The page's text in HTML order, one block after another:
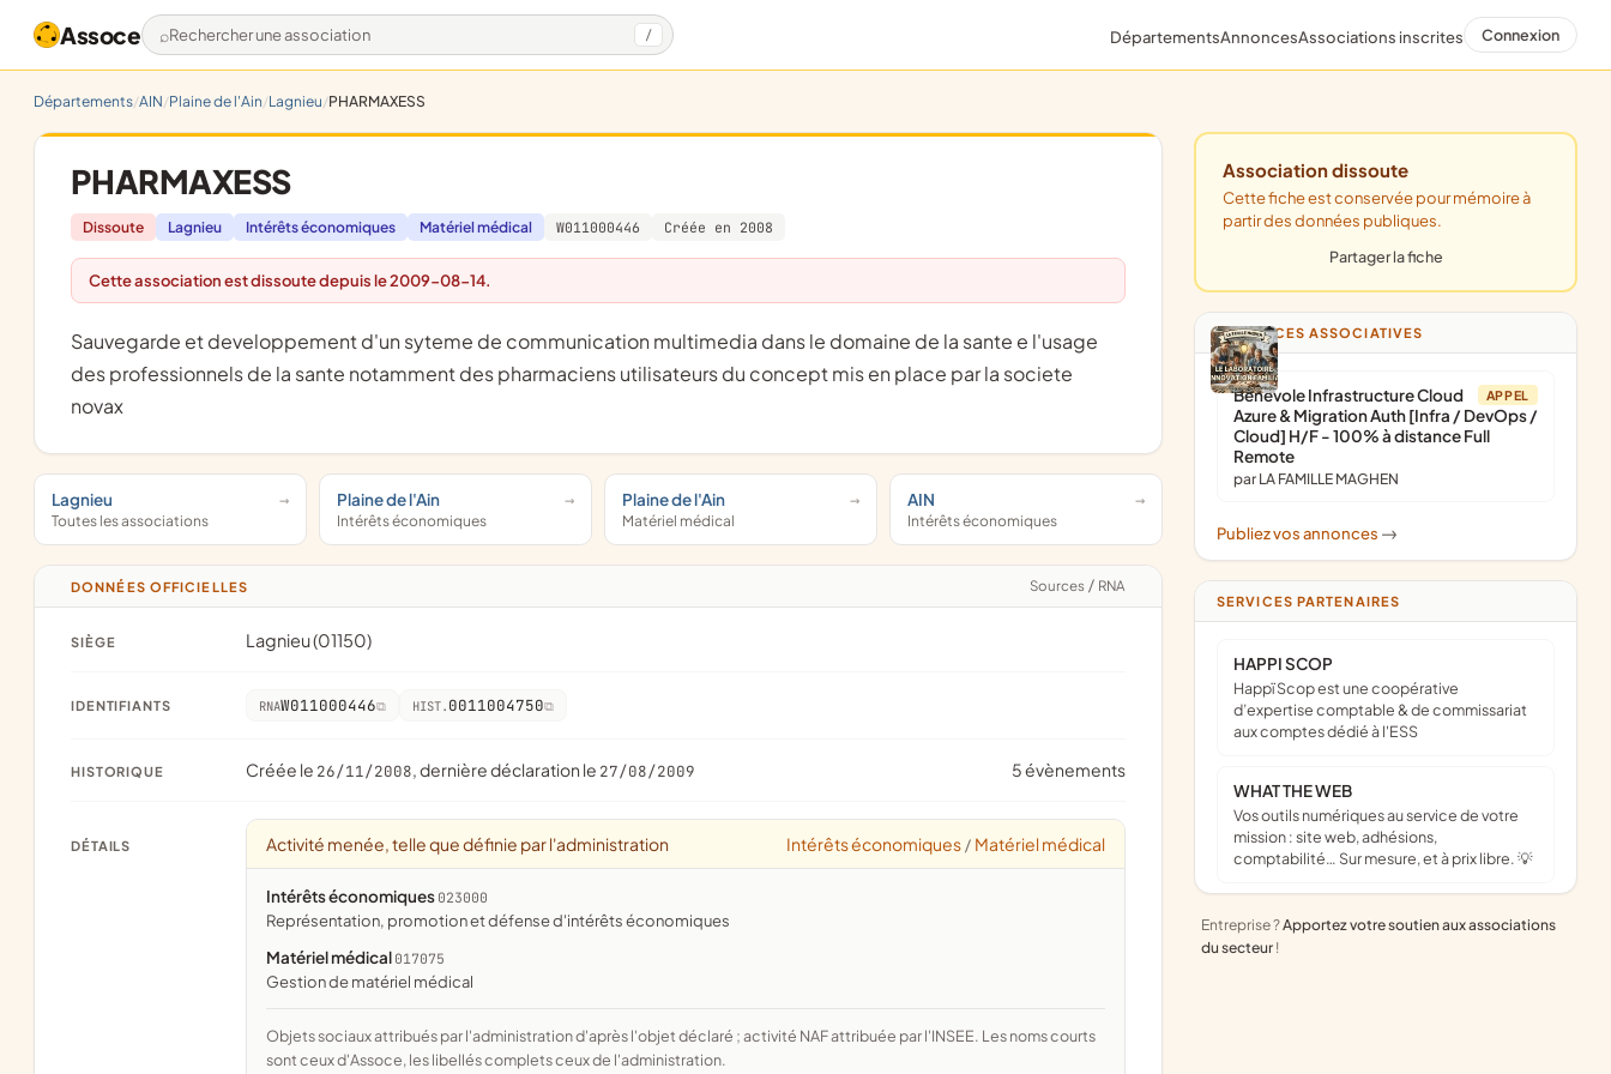
Assoce Rechercher une association / DépartementsAnnoncesAssociations inscrites Connexion
Départements AIN Plaine de l'Ain Lagnieu PHARMAXESS
PHARMAXESS
Dissoute Lagnieu Intérêts économiques Matériel médical W011000446 Créée en 2008
Cette association est dissoute depuis le 2009-08-14.
sauvegarde et developpement d'un syteme de communication multimedia dans le domaine de la sante e l'usage
des professionnels de la sante notamment des pharmaciens utilisateurs du concept mis en place par la societe
novax
Lagnieu
Toutes les associations
Plaine de l'Ain
Intérêts économiques
Plaine de l'Ain
Matériel médical
AIN
Intérêts économiques
DONNÉES OFFICIELLES Sources / RNA
SIÈGE Lagnieu (01150)
IDENTIFIANTS RNAW011000446 HIST. 0011004750
HISTORIQUE Créée le 26/11/2008, dernière déclaration le 27/08/2009 5 évènements
DÉTAILS Activité menée, telle que définie par l'administration Intérêts économiques / Matériel médical
Intérêts économiques 023000
représentation, promotion et défense d'intérêts économiques
Matériel médical 017075
gestion de matériel médical
Objets sociaux attribués par l'administration d'après l'objet déclaré ; activité NAF attribuée par l'INSEE. Les noms courts
sont ceux d'Assoce, les libellés complets ceux de l'administration.
Association dissoute
Cette fiche est conservée pour mémoire à
partir des données publiques.
Partager la fiche
ANNONCES ASSOCIATIVES
APPEL
Bénévole Infrastructure Cloud
Azure & Migration Auth [Infra / DevOps /
Cloud] H/F - 100% à distance Full
Remote
par LA FAMILLE MAGHEN
Publiez vos annonces ->
SERVICES PARTENAIRES
HAPPI SCOP
Happï Scop est une coopérative
d’expertise comptable & de commissariat
aux comptes dédié à l'ESS
WHAT THE WEB
Vos outils numériques au service de votre
mission : site web, adhésions,
comptabilité… Sur mesure, et à prix libre. 💡
Entreprise ?Apportez votre soutien aux associations
du secteur !